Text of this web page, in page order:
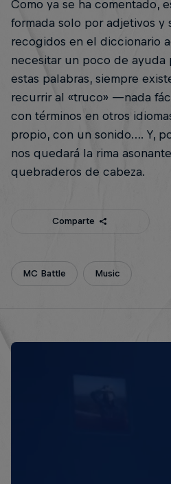
Como ya se ha comentado,
formada solo por adjetivos y
recogidos en el diccionario
necesitar un poco de ayuda
estas palabras, siempre
recurrir al «truco» —nada
con términos en otros
propio, con un sonido…. Y,
nos quedará la rima
quebraderos de cabeza.
Comparte
MC Battle Music